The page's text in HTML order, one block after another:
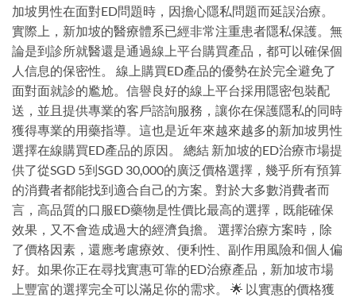
加坡男性在面對ED問題時，因擔心隱私問題而延誤治療。
實際上，新加坡的醫療體系已經非常注重患者隱私保護。無
論是到診所就醫還是通過線上平台購買產品，都可以確保個
人信息的保密性。 線上購買ED產品的優勢在於完全避免了
面對面就診的尷尬。信譽良好的線上平台採用隱密包裝配
送，並且提供專業的客戶諮詢服務，讓你在保護隱私的同時
獲得專業的用藥指導。這也是近年來越來越多的新加坡男性
選擇在線購買ED產品的原因。 總結 新加坡的ED治療市場提
供了從SGD 5到SGD 30,000的廣泛價格選擇，幾乎所有預算
的消費者都能找到適合自己的方案。對於大多數消費者而
言，高品質的口服ED藥物是性價比最高的選擇，既能確保
效果，又不會造成過大的經濟負擔。 選擇治療方案時，除
了價格因素，還應考慮療效、便利性、副作用風險和個人偏
好。如果你正在尋找實惠可靠的ED治療產品，新加坡市場
上豐富的選擇完全可以滿足你的需求。 🌟 以實惠的價格獲